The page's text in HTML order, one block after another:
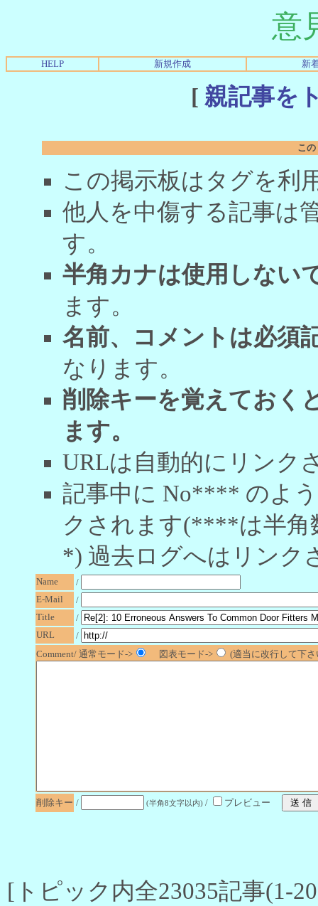
意
HELP 新規作成 新
[ 親記事を
こ
この掲示板はタグを利
他人を中傷する記事は
す。
半角カナは使用しない
ます。
名前、コメントは必須
なります。
削除キーを覚えておく
ます。
URLは自動的にリンク
記事中に No**** のよ
クされます(****は半角
*) 過去ログへはリンク
Name
/
E-Mail
/
Title
/
URL
/
Comment/ 通常モード->
図表モード-> (適当に改行して下
削除キー / (半角8文字以内) / プレビュー
[トピック内全23035記事(1-